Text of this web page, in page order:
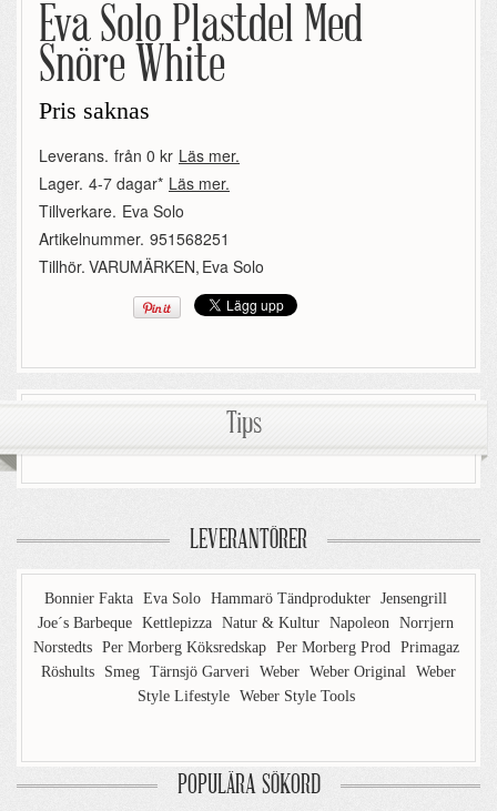
Eva Solo Plastdel Med
Snöre White
Pris saknas
Leverans. från 0 kr Läs mer.
Lager. 4-7 dagar* Läs mer.
Tillverkare. Eva Solo
Artikelnummer. 951568251
Tillhör. VARUMÄRKEN, Eva Solo
Tips
LEVERANTÖRER
Bonnier Fakta Eva Solo Hammarö Tändprodukter Jensengrill
Joe´s Barbeque Kettlepizza Natur & Kultur Napoleon Norrjern
Norstedts Per Morberg Köksredskap Per Morberg Prod Primagaz
Röshults
Smeg Tärnsjö Garveri Weber Weber Original Weber
Style Lifestyle Weber Style Tools
POPULÄRA SÖKORD